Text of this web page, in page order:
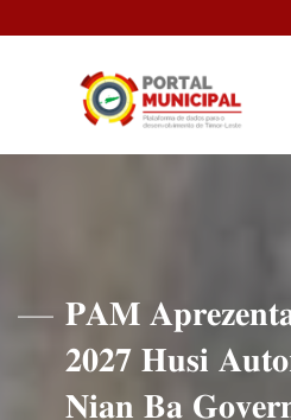
𝐏𝐀𝐌
𝟐𝟎𝟐𝟕 𝐇𝐮𝐬𝐢
𝐍𝐢𝐚𝐧 𝐁𝐚